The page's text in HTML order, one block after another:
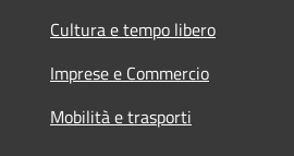
Cultura e tempo libero
Imprese e Commercio
Mobilità e trasporti